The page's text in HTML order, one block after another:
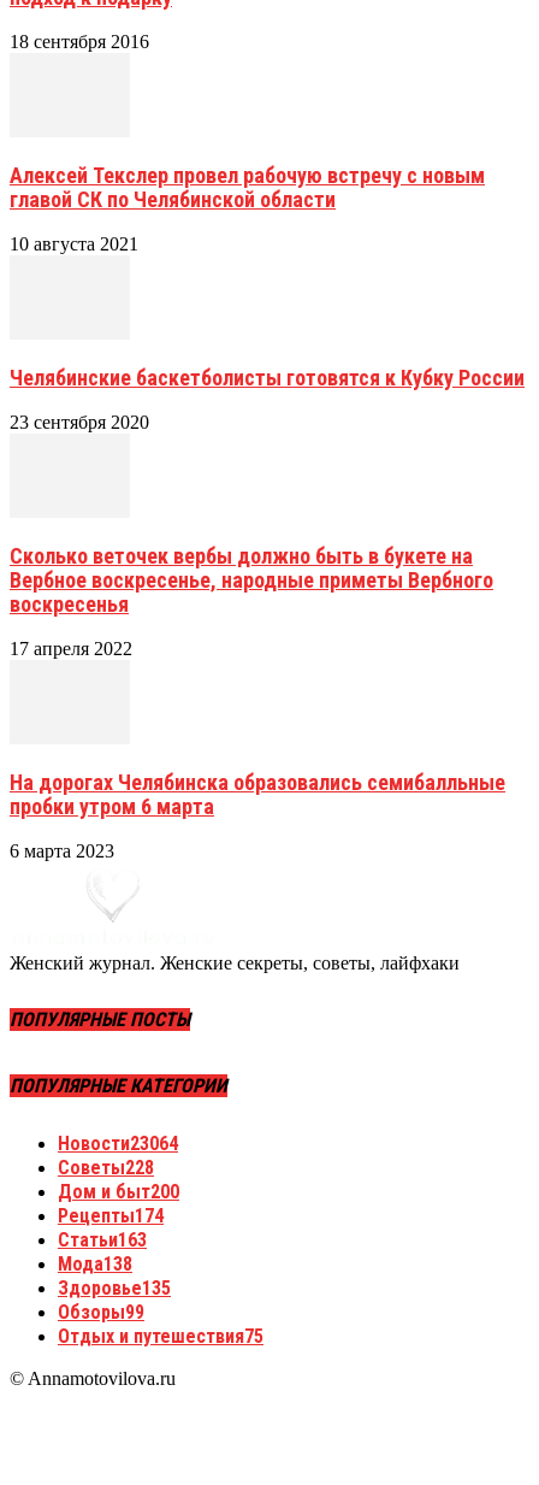
18 сентября 2016
Алексей Текслер провел рабочую встречу с новым
главой СК по Челябинской области
10 августа 2021
Челябинские баскетболисты готовятся к Кубку России
23 сентября 2020
Сколько веточек вербы должно быть в букете на
Вербное воскресенье, народные приметы Вербного
воскресенья
17 апреля 2022
На дорогах Челябинска образовались семибалльные
пробки утром 6 марта
6 марта 2023
Женский журнал. Женские секреты, советы, лайфхаки
ПОПУЛЯРНЫЕ ПОСТЫ
ПОПУЛЯРНЫЕ КАТЕГОРИИ
Новости23064
Советы228
Дом и быт200
Рецепты174
Статьи163
Мода138
Здоровье135
Обзоры99
Отдых и путешествия75
© Annamotovilova.ru